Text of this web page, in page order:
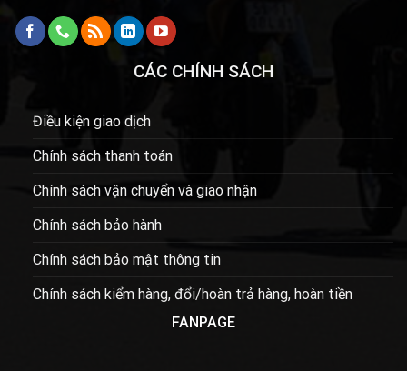
CÁC CHÍNH SÁCH
Điều kiện giao dịch
Chính sách thanh toán
Chính sách vận chuyển và giao nhận
Chính sách bảo hành
Chính sách bảo mật thông tin
Chính sách kiểm hàng, đổi/hoàn trả hàng, hoàn tiền
FANPAGE